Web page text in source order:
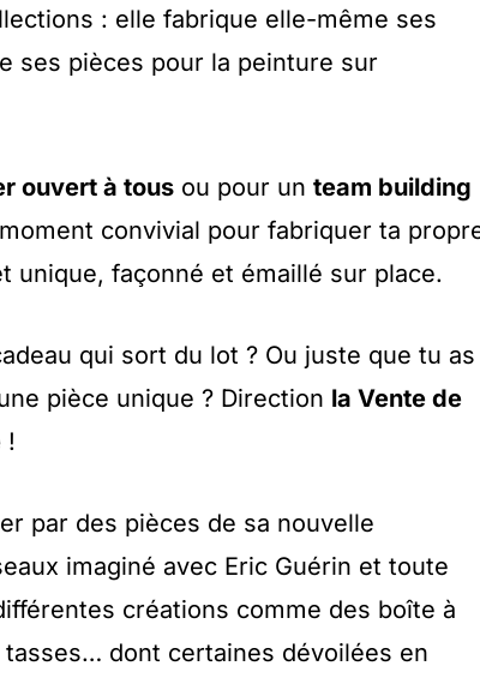
: elle fabrique elle-même ses
ses pièces pour la peinture sur
ouvert à tous ou pour un team building
convivial pour fabriquer ta
unique, façonné et émaillé sur place.
qui sort du lot ? Ou juste que tu as
pièce unique ? Direction la Vente de
!
par des pièces de sa nouvelle
imaginé avec Eric Guérin et toute
créations comme des boîte à
dont certaines dévoilées en